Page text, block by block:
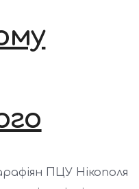
ПЦУ Нікополя